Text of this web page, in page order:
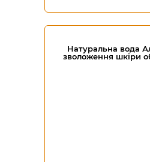
Натуральна вода
зволоження шкіри